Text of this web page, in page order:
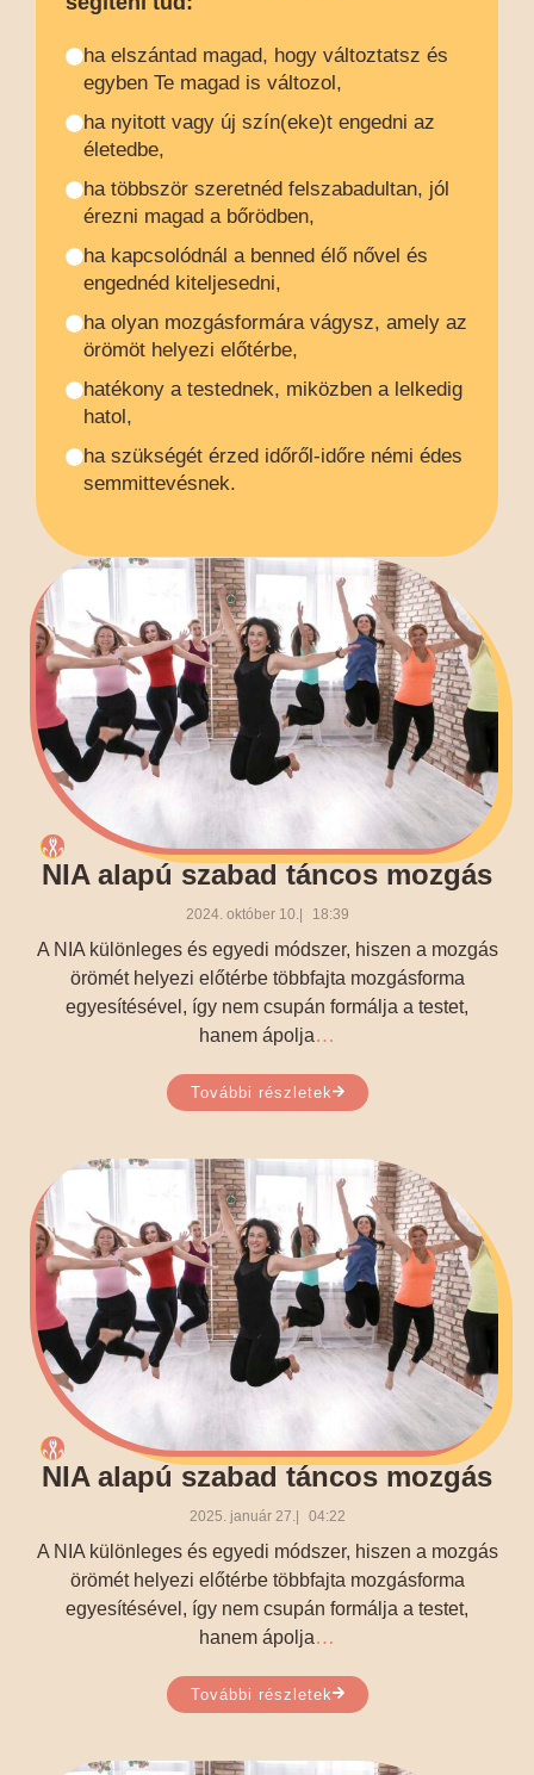
NIA alapú szabad táncos mozgás
2024. október 10. 18:39
A NIA különleges és egyedi módszer, hiszen a mozgás
örömét helyezi előtérbe többfajta mozgásforma
egyesítésével, így nem csupán formálja a testet,
hanem ápolja…
További részletek
NIA alapú szabad táncos mozgás
2025. január 27. 04:22
A NIA különleges és egyedi módszer, hiszen a mozgás
örömét helyezi előtérbe többfajta mozgásforma
egyesítésével, így nem csupán formálja a testet,
hanem ápolja…
További részletek
ha elszántad magad, hogy változtatsz és
egyben Te magad is változol,
ha nyitott vagy új szín(eke)t engedni az
életedbe,
ha többször szeretnéd felszabadultan, jól
érezni magad a bőrödben,
ha kapcsolódnál a benned élő nővel és
engednéd kiteljesedni,
ha olyan mozgásformára vágysz, amely az
örömöt helyezi előtérbe,
hatékony a testednek, miközben a lelkedig
hatol,
ha szükségét érzed időről-időre némi édes
semmittevésnek.